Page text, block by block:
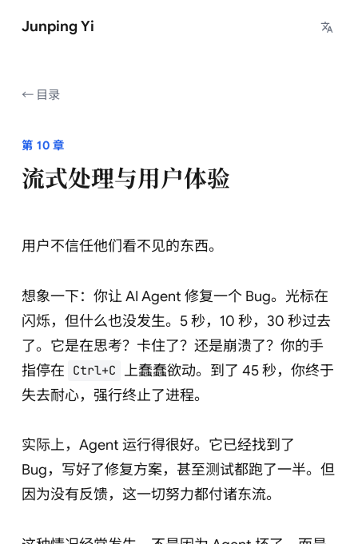
Junping Yi
目录
第 10 章
流式处理与用户体验
用户不信任他们看不见的东西。
想象一下：你让 AI Agent 修复一个 Bug。光标在
闪烁，但什么也没发生。5 秒，10 秒，30 秒过去
了。它是在思考？卡住了？还是崩溃了？你的手
指停在 Ctrl+C 上蠢蠢欲动。到了 45 秒，你终于
失去耐心，强行终止了进程。
实际上，Agent 运行得很好。它已经找到了
Bug，写好了修复方案，甚至测试都跑了一半。但
因为没有反馈，这一切努力都付诸东流。